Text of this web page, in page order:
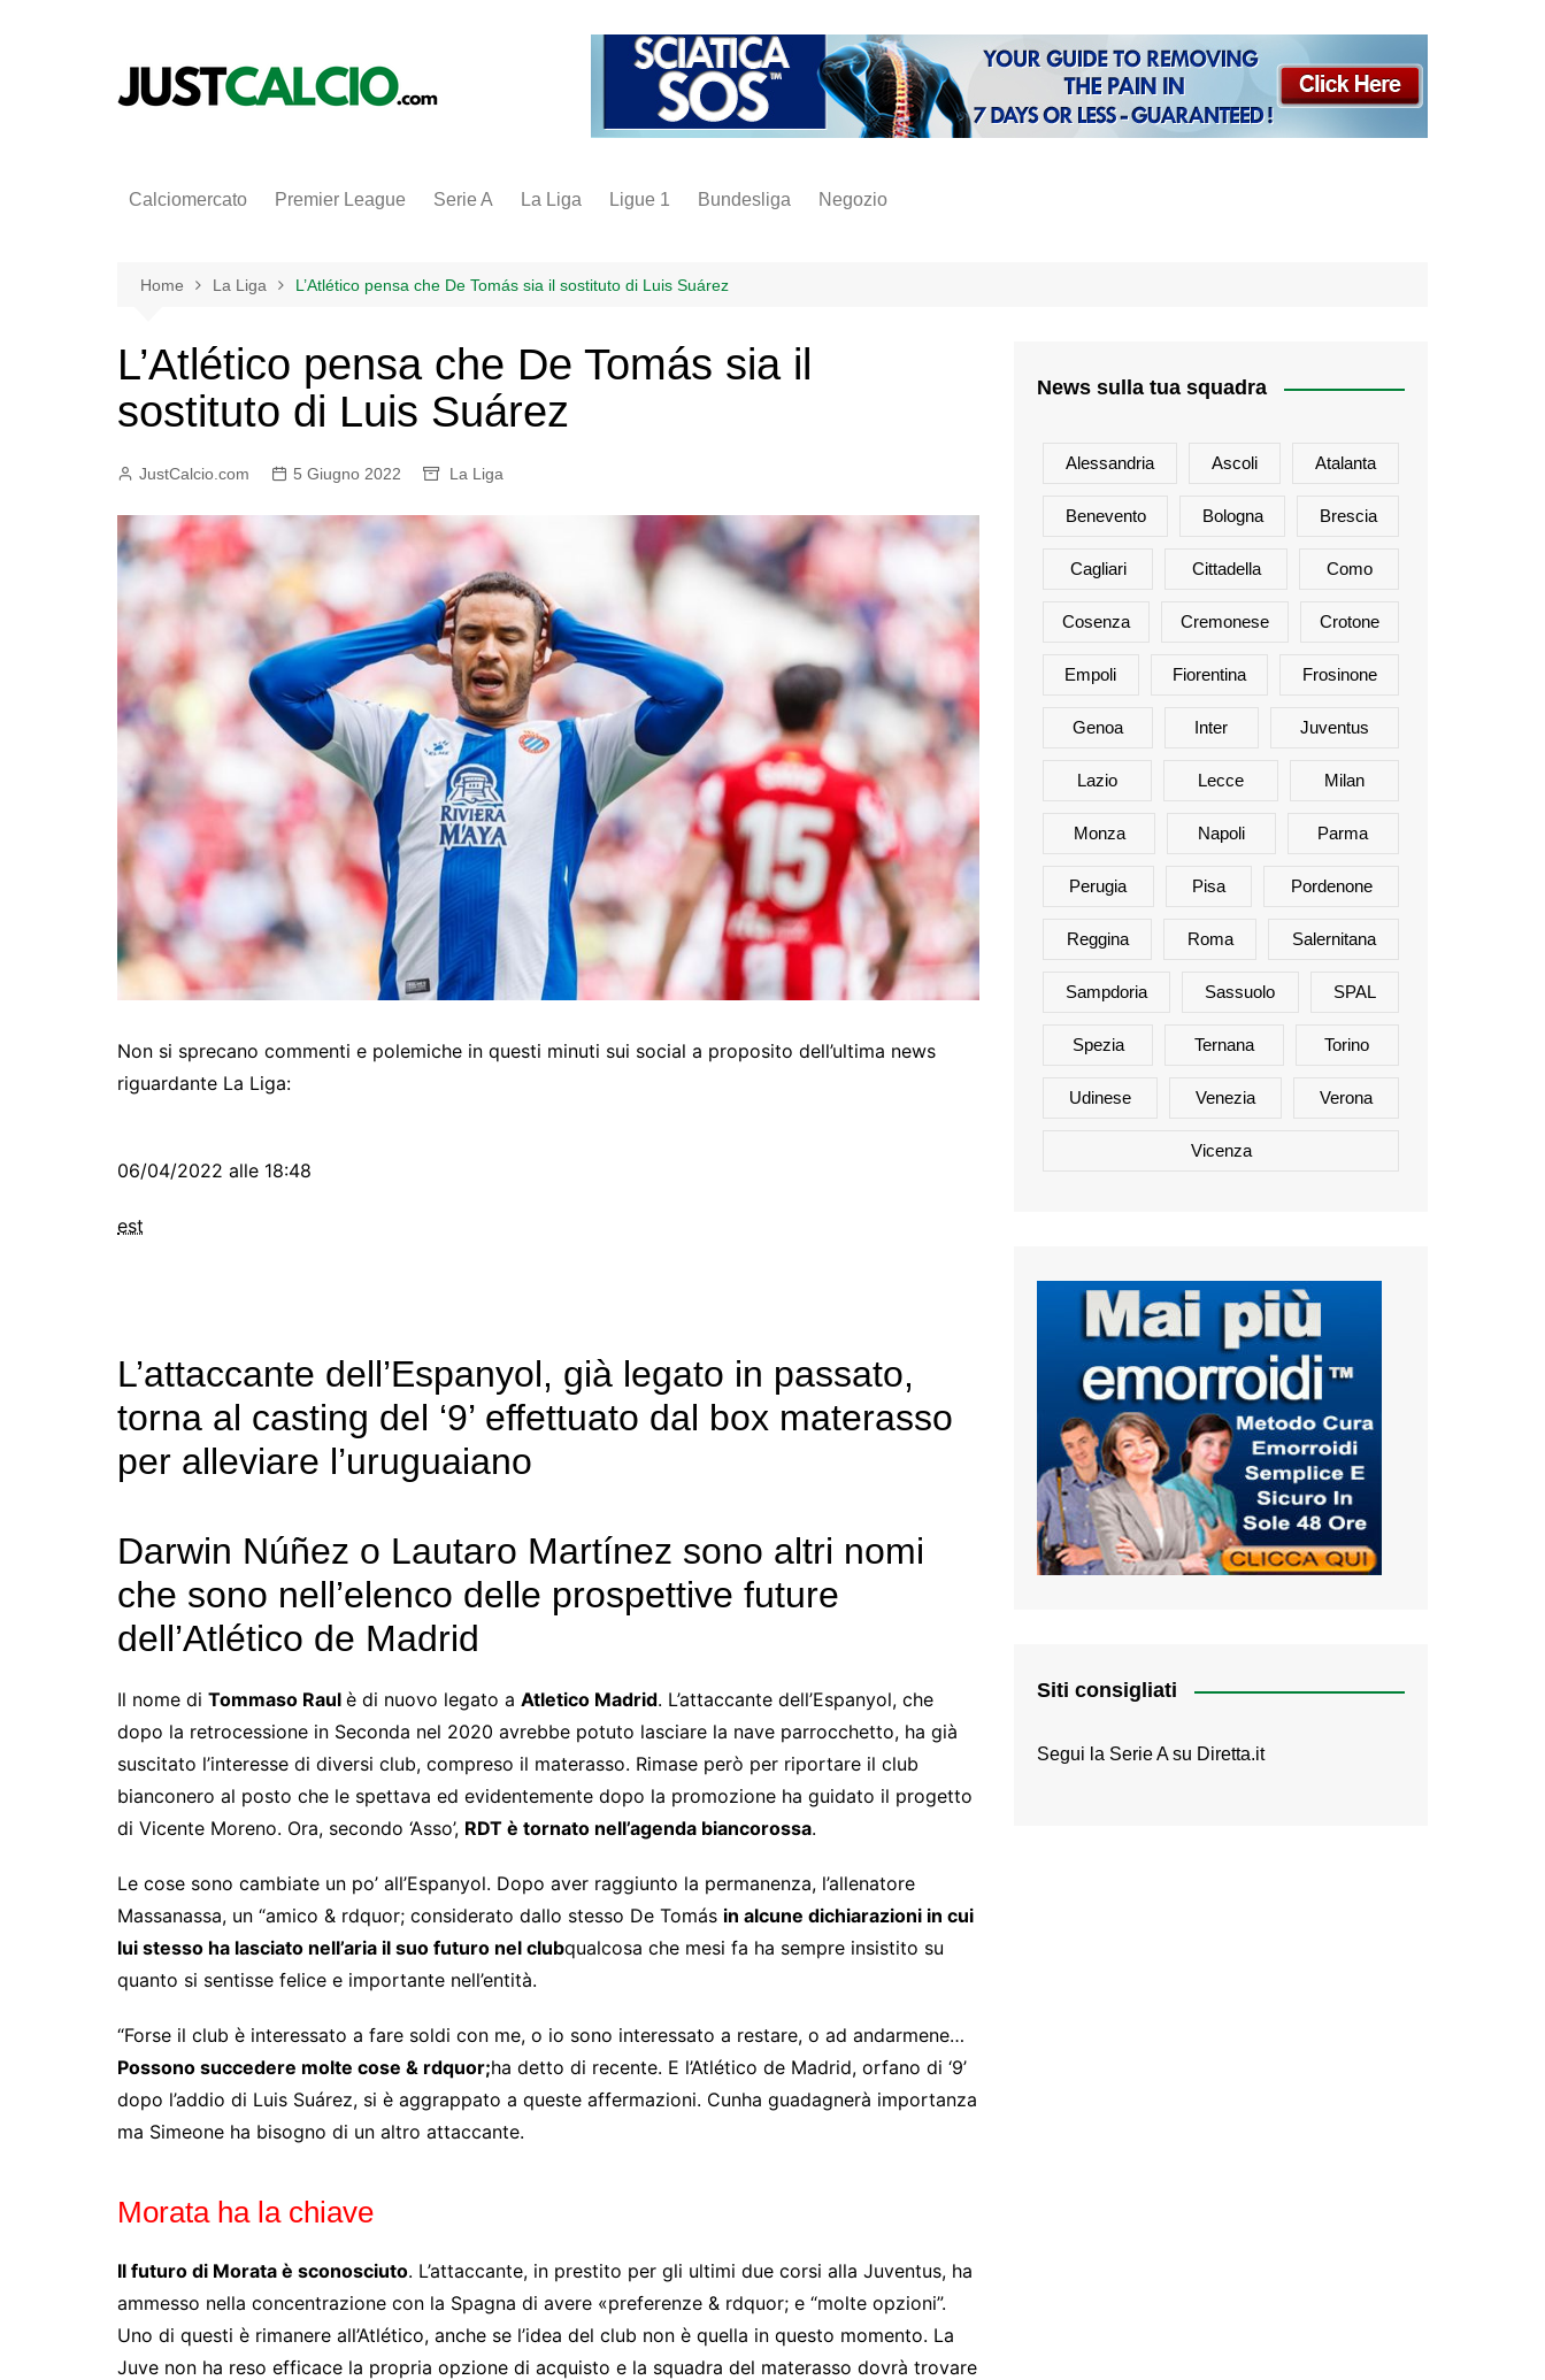
Calciomercato Premier League Serie A La Liga Ligue 1 Bundesliga Negozio
Home La Liga L’Atlético pensa che De Tomás sia il sostituto di Luis Suárez
L’Atlético pensa che De Tomás sia il
sostituto di Luis Suárez
JustCalcio.com 5 Giugno 2022 La Liga
Non si sprecano commenti e polemiche in questi minuti sui social a proposito dell’ultima news
riguardante La Liga:
06/04/2022 alle 18:48
est
L’attaccante dell’Espanyol, già legato in passato,
torna al casting del ‘9’ effettuato dal box materasso
per alleviare l’uruguaiano
Darwin Núñez o Lautaro Martínez sono altri nomi
che sono nell’elenco delle prospettive future
dell’Atlético de Madrid
Il nome di Tommaso Raul è di nuovo legato a Atletico Madrid. L’attaccante dell’Espanyol, che
dopo la retrocessione in Seconda nel 2020 avrebbe potuto lasciare la nave parrocchetto, ha già
suscitato l’interesse di diversi club, compreso il materasso. Rimase però per riportare il club
bianconero al posto che le spettava ed evidentemente dopo la promozione ha guidato il progetto
di Vicente Moreno. Ora, secondo ‘Asso’, RDT è tornato nell’agenda biancorossa.
Le cose sono cambiate un po’ all’Espanyol. Dopo aver raggiunto la permanenza, l’allenatore
Massanassa, un “amico & rdquor; considerato dallo stesso De Tomás in alcune dichiarazioni in cui
lui stesso ha lasciato nell’aria il suo futuro nel clubqualcosa che mesi fa ha sempre insistito su
quanto si sentisse felice e importante nell’entità.
“Forse il club è interessato a fare soldi con me, o io sono interessato a restare, o ad andarmene…
Possono succedere molte cose & rdquor;ha detto di recente. E l’Atlético de Madrid, orfano di ‘9’
dopo l’addio di Luis Suárez, si è aggrappato a queste affermazioni. Cunha guadagnerà importanza
ma Simeone ha bisogno di un altro attaccante.
Morata ha la chiave
Il futuro di Morata è sconosciuto. L’attaccante, in prestito per gli ultimi due corsi alla Juventus, ha
ammesso nella concentrazione con la Spagna di avere «preferenze & rdquor; e “molte opzioni”.
Uno di questi è rimanere all’Atlético, anche se l’idea del club non è quella in questo momento. La
Juve non ha reso efficace la propria opzione di acquisto e la squadra del materasso dovrà trovare
News sulla tua squadra
Alessandria Ascoli Atalanta
Benevento Bologna Brescia
Cagliari Cittadella Como
Cosenza Cremonese Crotone
Empoli Fiorentina Frosinone
Genoa Inter Juventus
Lazio Lecce Milan
Monza Napoli Parma
Perugia Pisa Pordenone
Reggina Roma Salernitana
Sampdoria Sassuolo SPAL
Spezia Ternana Torino
Udinese Venezia Verona
Vicenza
Siti consigliati
Segui la Serie A su Diretta.it